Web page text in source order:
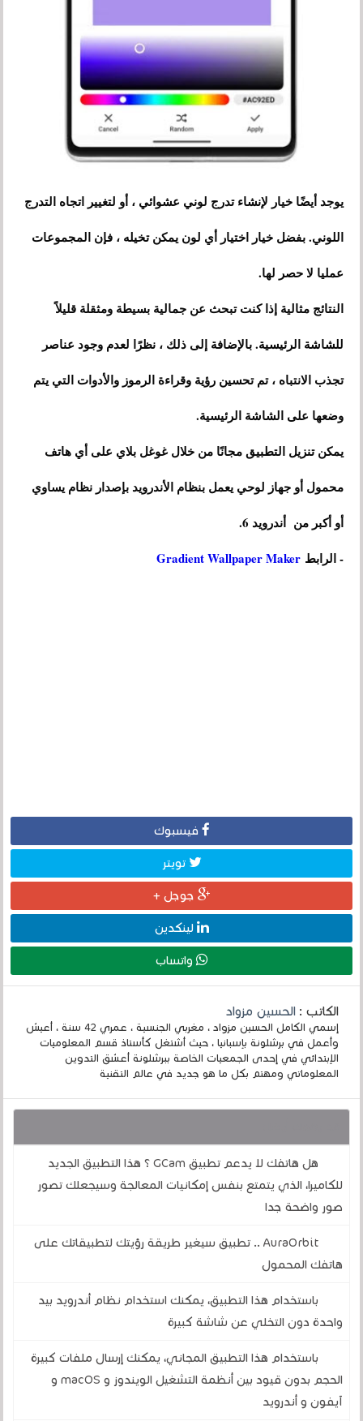
يوجد أيضًا خيار لإنشاء تدرج لوني عشوائي ، أو لتغيير اتجاه التدرج
اللوني. بفضل خيار اختيار أي لون يمكن تخيله ، فإن المجموعات
عمليا لا حصر لها.
النتائج مثالية إذا كنت تبحث عن جمالية بسيطة ومثقلة قليلاً
للشاشة الرئيسية. بالإضافة إلى ذلك ، نظرًا لعدم وجود عناصر
تجذب الانتباه ، تم تحسين رؤية وقراءة الرموز والأدوات التي يتم
وضعها على الشاشة الرئيسية.
يمكن تنزيل التطبيق مجانًا من خلال غوغل بلاي على أي هاتف
محمول أو جهاز لوحي يعمل بنظام الأندرويد بإصدار نظام يساوي
أو أكبر من أندرويد 6.
- الرابطGradient Wallpaper Maker
فيسبوك
تويتر
جوجل +
لينكدين
واتساب
الكاتب :الحسين مزواد
إسمي الكامل الحسين مزواد ، مغربي الجنسية ، عمري 42 سنة ، أعيش
وأعمل في برشلونة بإسبانيا ، حيث أشتغل كأستاذ قسم المعلوميات
الإبتدائي في إحدى الجمعيات الخاصة ببرشلونة أعشق التدوين
المعلوماتي ومهتم بكل ما هو جديد في عالم التقنية
هل هاتفك لا يدعم تطبيق GCam ؟ هذا التطبيق الجديد
للكاميرا، الذي يتمتع بنفس إمكانيات المعالجة وسيجعلك تصور
صور واضحة جدا
AuraOrbit .. تطبيق سيغير طريقة رؤيتك لتطبيقاتك على
هاتفك المحمول
باستخدام هذا التطبيق، يمكنك استخدام نظام أندرويد بيد
واحدة دون التخلي عن شاشة كبيرة
باستخدام هذا التطبيق المجاني، يمكنك إرسال ملفات كبيرة
الحجم بدون قيود بين أنظمة التشغيل الويندوز و macOS و
آيفون و أندرويد